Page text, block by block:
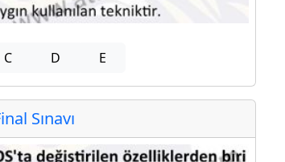
C D E
Sınavı